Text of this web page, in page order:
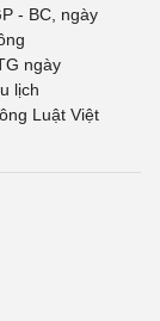
- BC, ngày
ngày
lịch
Luật Việt